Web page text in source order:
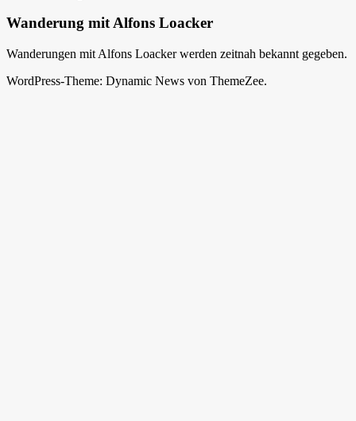
Wanderung mit Alfons Loacker
Wanderungen mit Alfons Loacker werden zeitnah bekannt gegeben.
WordPress-Theme: Dynamic News von ThemeZee.